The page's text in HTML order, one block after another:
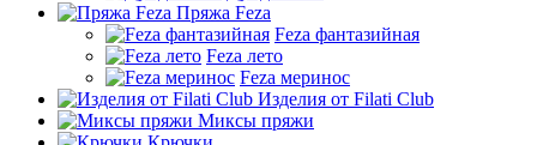
Пряжа Feza
Feza фантазийная
Feza лето
Feza меринос
Изделия от Filati Club
Миксы пряжи